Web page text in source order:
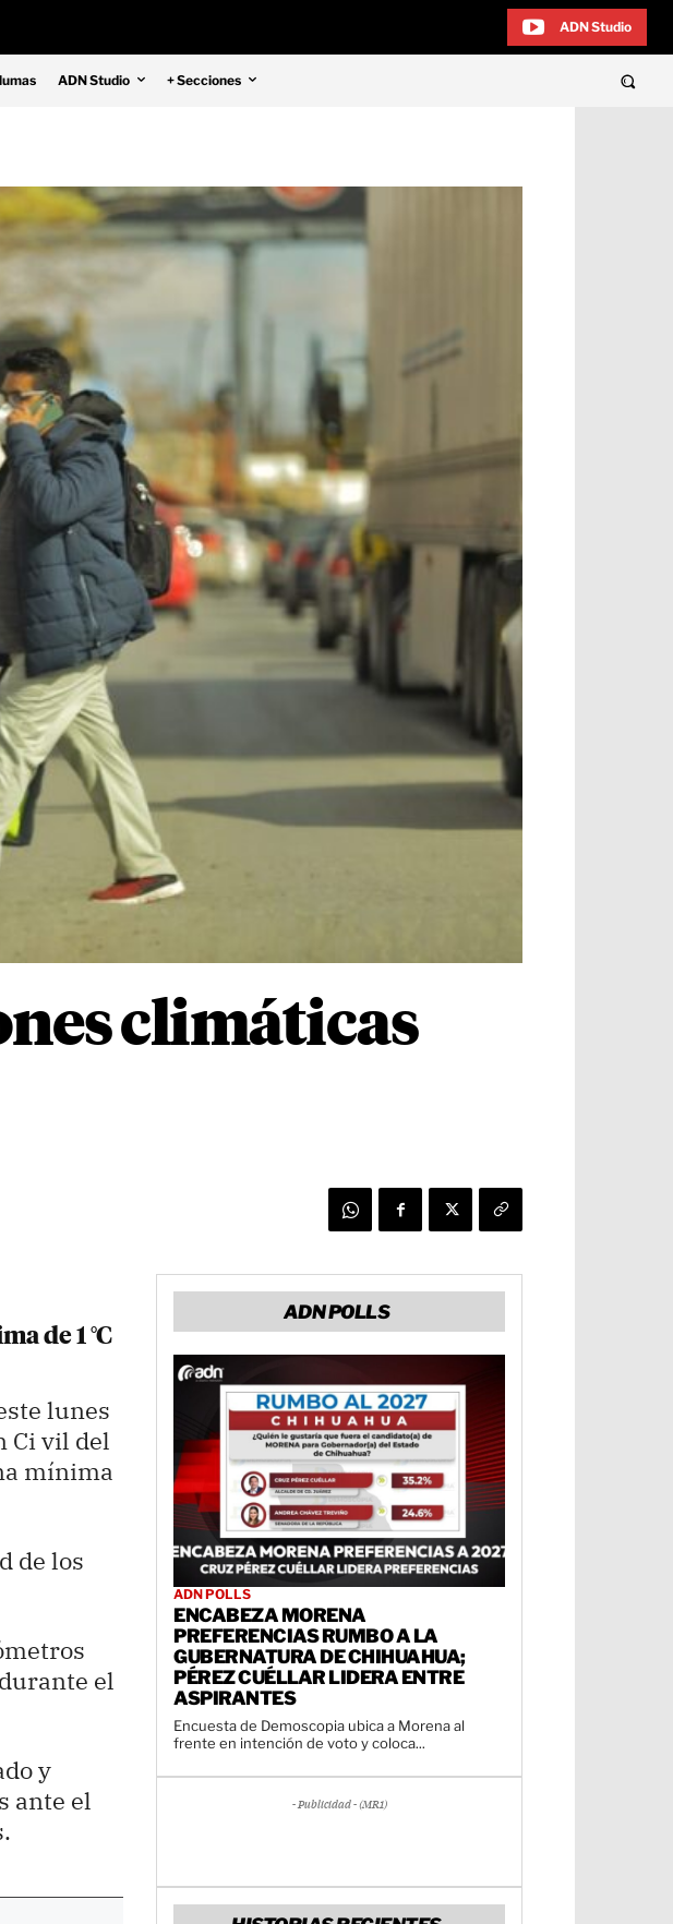
ADN Studio
ADN Studio + Secciones
climáticas
de 1 °C
lunes
Ci vil del
mínima
de los
el
y
ante el
ADN POLLS
ADN POLLS
ENCABEZA MORENA
PREFERENCIAS RUMBO A LA
GUBERNATURA DE CHIHUAHUA;
PÉREZ CUÉLLAR LIDERA ENTRE
ASPIRANTES
Encuesta de Demoscopia ubica a Morena al
frente en intención de voto y coloca...
- Publicidad - (MR1)